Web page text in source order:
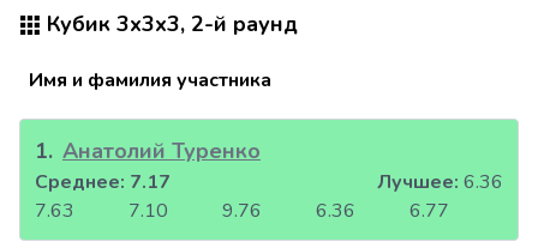
Кубик 3x3x3, 2-й раунд
Имя и фамилия участника
1. Анатолий Туренко
7.63 7.10 9.76 6.36 6.77
Среднее: 7.17 Лучшее: 6.36